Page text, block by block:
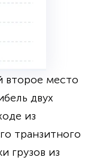
второе место
двух
из
транзитного
грузов из